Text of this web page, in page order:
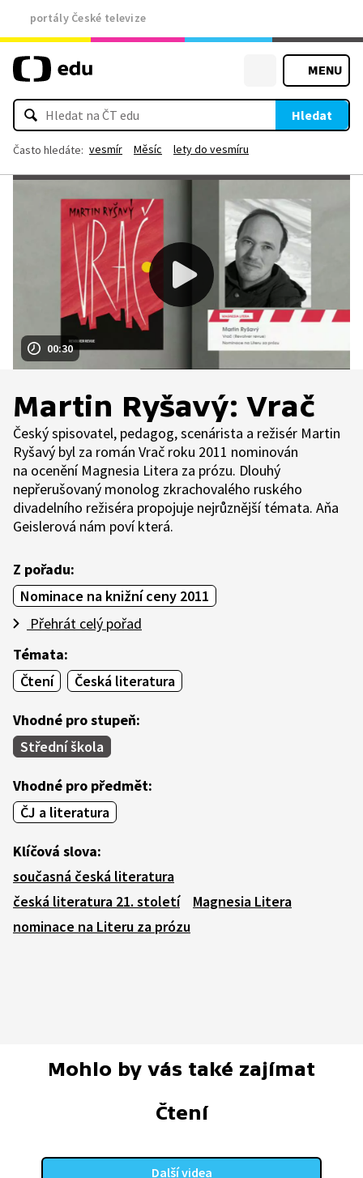
portály České televize
MENU
Hledat
Často hledáte: vesmír Měsíc lety do vesmíru
00:30
Martin Ryšavý: Vrač
Český spisovatel, pedagog, scenárista a režisér Martin
Ryšavý byl za román Vrač roku 2011 nominován
na ocenění Magnesia Litera za prózu. Dlouhý
nepřerušovaný monolog zkrachovalého ruského
divadelního režiséra propojuje nejrůznější témata. Aňa
Geislerová nám poví která.
Z pořadu:
Nominace na knižní ceny 2011
Přehrát celý pořad
Témata:
Čtení
Česká literatura
Vhodné pro stupeň:
Střední škola
Vhodné pro předmět:
ČJ a literatura
Klíčová slova:
současná česká literatura
česká literatura 21. století
Magnesia Litera
nominace na Literu za prózu
Mohlo by vás také zajímat
Čtení
Další videa